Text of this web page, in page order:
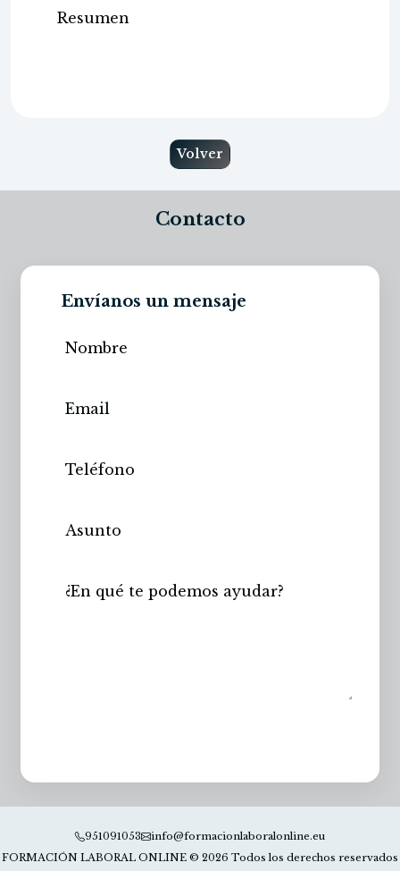
Resumen
Volver
Contacto
Envíanos un mensaje
951091053
info@formacionlaboralonline.eu
FORMACIÓN LABORAL ONLINE © 2026 Todos los derechos reservados